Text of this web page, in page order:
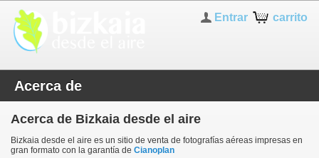
carrito
Entrar
Acerca de
Acerca de Bizkaia desde el aire
Bizkaia desde el aire es un sitio de venta de fotografías aéreas impresas en
gran formato con la garantía de Cianoplan